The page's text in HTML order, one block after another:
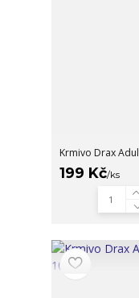
Krmivo Drax
199 Kč/ks